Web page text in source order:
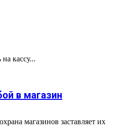
кассу...
в магазин
магазинов заставляет их